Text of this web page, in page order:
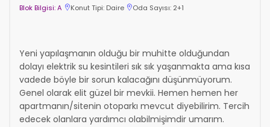
Blok Bilgisi: A
Konut Tipi: Daire Oda Sayısı: 2+1
Yeni yapılaşmanın olduğu bir muhitte olduğundan
dolayı elektrik su kesintileri sık sık yaşanmakta ama kısa
vadede böyle bir sorun kalacağını düşünmüyorum.
Genel olarak elit güzel bir mevkii. Hemen hemen her
apartmanın/sitenin otoparkı mevcut diyebilirim. Tercih
edecek olanlara yardımcı olabilmişimdir umarım.